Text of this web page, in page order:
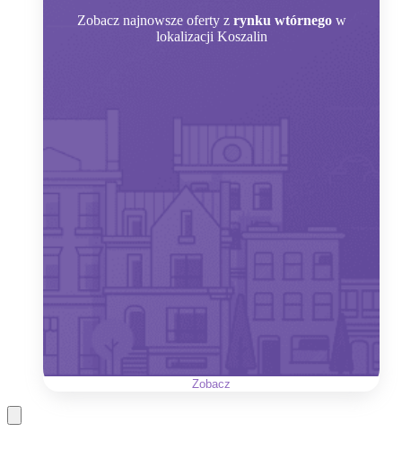
Zobacz najnowsze oferty z rynku wtórnego w
lokalizacji Koszalin
Zobacz